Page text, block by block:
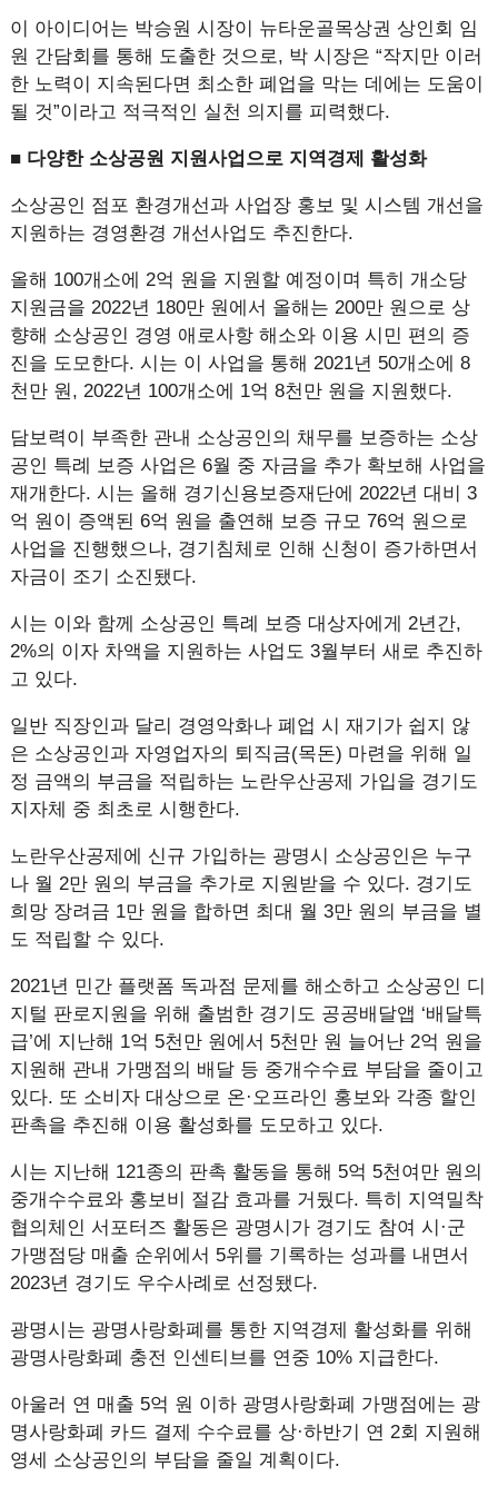
이 아이디어는 박승원 시장이 뉴타운골목상권 상인회 임
원 간담회를 통해 도출한 것으로, 박 시장은 “작지만 이러
한 노력이 지속된다면 최소한 폐업을 막는 데에는 도움이
될 것”이라고 적극적인 실천 의지를 피력했다.
■ 다양한 소상공원 지원사업으로 지역경제 활성화
소상공인 점포 환경개선과 사업장 홍보 및 시스템 개선을
지원하는 경영환경 개선사업도 추진한다.
올해 100개소에 2억 원을 지원할 예정이며 특히 개소당
지원금을 2022년 180만 원에서 올해는 200만 원으로 상
향해 소상공인 경영 애로사항 해소와 이용 시민 편의 증
진을 도모한다. 시는 이 사업을 통해 2021년 50개소에 8
천만 원, 2022년 100개소에 1억 8천만 원을 지원했다.
담보력이 부족한 관내 소상공인의 채무를 보증하는 소상
공인 특례 보증 사업은 6월 중 자금을 추가 확보해 사업을
재개한다. 시는 올해 경기신용보증재단에 2022년 대비 3
억 원이 증액된 6억 원을 출연해 보증 규모 76억 원으로
사업을 진행했으나, 경기침체로 인해 신청이 증가하면서
자금이 조기 소진됐다.
시는 이와 함께 소상공인 특례 보증 대상자에게 2년간,
2%의 이자 차액을 지원하는 사업도 3월부터 새로 추진하
고 있다.
일반 직장인과 달리 경영악화나 폐업 시 재기가 쉽지 않
은 소상공인과 자영업자의 퇴직금(목돈) 마련을 위해 일
정 금액의 부금을 적립하는 노란우산공제 가입을 경기도
지자체 중 최초로 시행한다.
노란우산공제에 신규 가입하는 광명시 소상공인은 누구
나 월 2만 원의 부금을 추가로 지원받을 수 있다. 경기도
희망 장려금 1만 원을 합하면 최대 월 3만 원의 부금을 별
도 적립할 수 있다.
2021년 민간 플랫폼 독과점 문제를 해소하고 소상공인 디
지털 판로지원을 위해 출범한 경기도 공공배달앱 ‘배달특
급’에 지난해 1억 5천만 원에서 5천만 원 늘어난 2억 원을
지원해 관내 가맹점의 배달 등 중개수수료 부담을 줄이고
있다. 또 소비자 대상으로 온·오프라인 홍보와 각종 할인
판촉을 추진해 이용 활성화를 도모하고 있다.
시는 지난해 121종의 판촉 활동을 통해 5억 5천여만 원의
중개수수료와 홍보비 절감 효과를 거뒀다. 특히 지역밀착
협의체인 서포터즈 활동은 광명시가 경기도 참여 시·군
가맹점당 매출 순위에서 5위를 기록하는 성과를 내면서
2023년 경기도 우수사례로 선정됐다.
광명시는 광명사랑화폐를 통한 지역경제 활성화를 위해
광명사랑화폐 충전 인센티브를 연중 10% 지급한다.
아울러 연 매출 5억 원 이하 광명사랑화폐 가맹점에는 광
명사랑화폐 카드 결제 수수료를 상·하반기 연 2회 지원해
영세 소상공인의 부담을 줄일 계획이다.